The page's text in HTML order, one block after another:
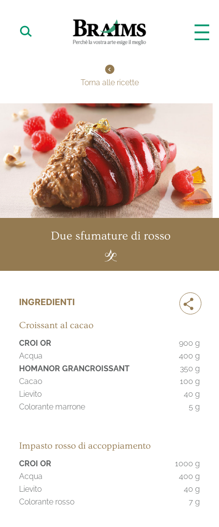
Torna alle ricette
Due sfumature di rosso
INGREDIENTI
Croissant al cacao
CROI OR
900 g
Acqua
400 g
HOMANOR GRANCROISSANT
350 g
Cacao
100 g
Lievito
40 g
Colorante marrone
5 g
Impasto rosso di accoppiamento
CROI OR
1000 g
Acqua
400 g
Lievito
40 g
Colorante rosso
7 g